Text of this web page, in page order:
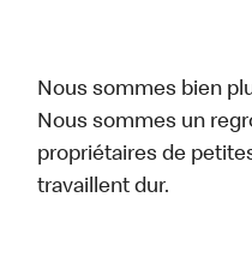
Nous sommes bien
Nous sommes un
propriétaires de
travaillent dur.